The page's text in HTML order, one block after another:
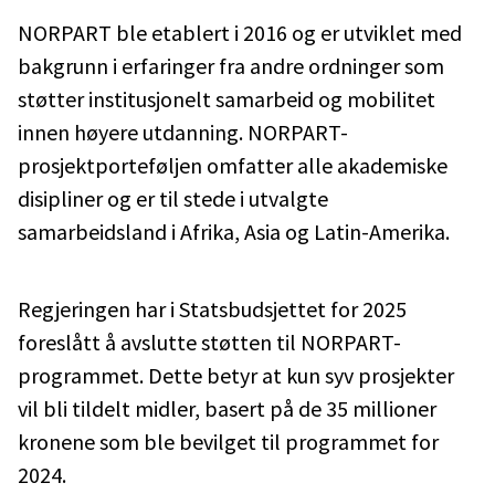
NORPART ble etablert i 2016 og er utviklet med
bakgrunn i erfaringer fra andre ordninger som
støtter institusjonelt samarbeid og mobilitet
innen høyere utdanning. NORPART-
prosjektporteføljen omfatter alle akademiske
disipliner og er til stede i utvalgte
samarbeidsland i Afrika, Asia og Latin-Amerika.
Regjeringen har i Statsbudsjettet for 2025
foreslått å avslutte støtten til NORPART-
programmet. Dette betyr at kun syv prosjekter
vil bli tildelt midler, basert på de 35 millioner
kronene som ble bevilget til programmet for
2024.